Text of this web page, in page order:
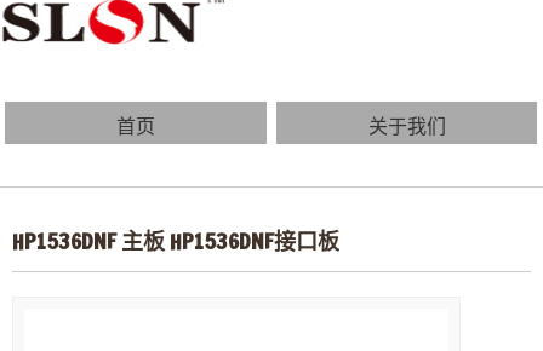
首页 关于我们
产品列表 博客
常见问题
HP1536DNF 主板 HP1536DNF接口板